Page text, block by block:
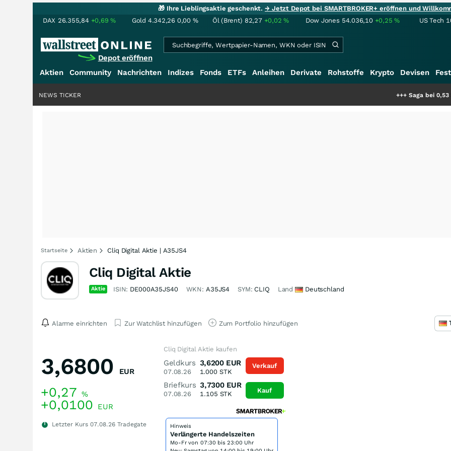
🎁 Ihre Lieblingsaktie geschenkt.→ Jetzt Depot bei SMARTBROKER+ eröffnen und
DAX 26.355,84 +0,69% Gold 4.342,26 0,00 % Öl (Brent) 82,27 +0,02% Dow Jones 54.036,10 +0,25% US Tech
Depot eröffnen
Aktien Community Nachrichten Indizes Fonds ETFs Anleihen Derivate Rohstoffe Krypto Devisen
Saga bei 0,53 CAD:
NEWS TICKER
Startseite Aktien Cliq Digital Aktie | A35JS4
Cliq Digital Aktie
Aktie ISIN: DE000A35JS40 WKN: A35JS4 SYM: CLIQ Land Deutschland
Alarme einrichten Zur Watchlist hinzufügen Zum Portfolio hinzufügen
3,6800 EUR
+0,27 %
+0,0100 EUR
Letzter Kurs 07.08.26 Tradegate
Cliq Digital Aktie kaufen
Geldkurs
07.08.26
3,6200 EUR
1.000STK
Briefkurs
07.08.26
3,7300 EUR
1.105 STK
Verkauf
Kauf
Hinweis
Verlängerte Handelszeiten
Mo-Fr von 07:30 bis 23:00 Uhr